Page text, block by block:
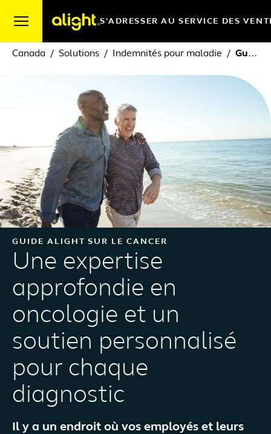
S'ADRESSER AU SERVICE DES
Canada Solutions Indemnités pour maladie Guide Alight sur le cancer
GUIDE ALIGHT SUR LE CANCER
Une expertise
approfondie en
oncologie et un
soutien personnalisé
pour chaque
diagnostic
Il y a un endroit où vos employés et leurs